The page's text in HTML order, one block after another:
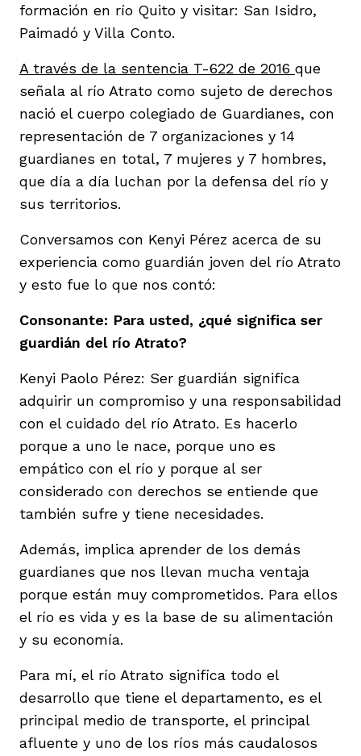
formación en río Quito y visitar: San Isidro,
Paimadó y Villa Conto.
A través de la sentencia T-622 de 2016 que
señala al río Atrato como sujeto de derechos
nació el cuerpo colegiado de Guardianes, con
representación de 7 organizaciones y 14
guardianes en total, 7 mujeres y 7 hombres,
que día a día luchan por la defensa del río y
sus territorios.
Conversamos con Kenyi Pérez acerca de su
experiencia como guardián joven del río Atrato
y esto fue lo que nos contó:
Consonante: Para usted, ¿qué significa ser
guardián del río Atrato?
Kenyi Paolo Pérez: Ser guardián significa
adquirir un compromiso y una responsabilidad
con el cuidado del río Atrato. Es hacerlo
porque a uno le nace, porque uno es
empático con el río y porque al ser
considerado con derechos se entiende que
también sufre y tiene necesidades.
Además, implica aprender de los demás
guardianes que nos llevan mucha ventaja
porque están muy comprometidos. Para ellos
el río es vida y es la base de su alimentación
y su economía.
Para mí, el río Atrato significa todo el
desarrollo que tiene el departamento, es el
principal medio de transporte, el principal
afluente y uno de los ríos más caudalosos